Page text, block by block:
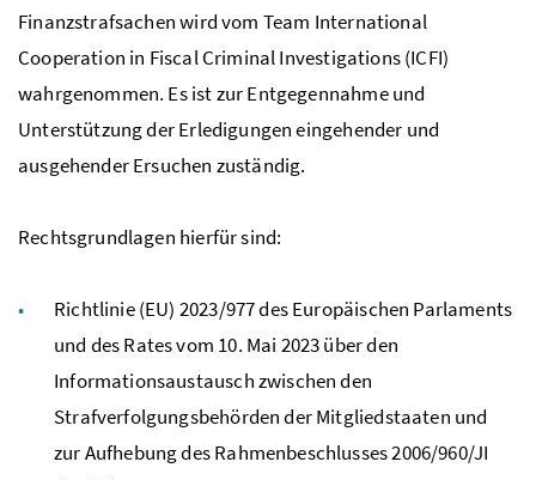
Finanzstrafsachen wird vom Team International
Cooperation in Fiscal Criminal Investigations (ICFI)
wahrgenommen. Es ist zur Entgegennahme und
Unterstützung der Erledigungen eingehender und
ausgehender Ersuchen zuständig.
Rechtsgrundlagen hierfür sind:
Richtlinie (EU) 2023/977 des Europäischen Parlaments
und des Rates vom 10. Mai 2023 über den
Informationsaustausch zwischen den
Strafverfolgungsbehörden der Mitgliedstaaten und
zur Aufhebung des Rahmenbeschlusses 2006/960/JI